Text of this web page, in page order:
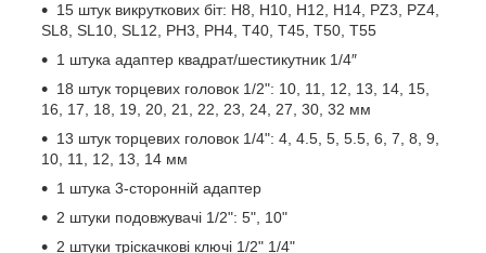
15 штук викруткових біт: H8, H10, H12, H14, PZ3, PZ4,
SL8, SL10, SL12, PH3, PH4, T40, T45, T50, T55
1 штука адаптер квадрат/шестикутник 1/4″
18 штук торцевих головок 1/2": 10, 11, 12, 13, 14, 15,
16, 17, 18, 19, 20, 21, 22, 23, 24, 27, 30, 32 мм
13 штук торцевих головок 1/4": 4, 4.5, 5, 5.5, 6, 7, 8, 9,
10, 11, 12, 13, 14 мм
1 штука 3-сторонній адаптер
2 штуки подовжувачі 1/2": 5", 10"
2 штуки тріскачкові ключі 1/2" 1/4"